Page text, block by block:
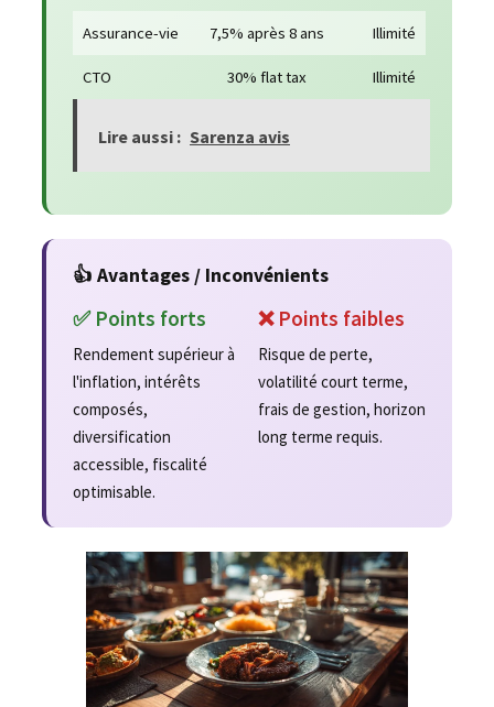
Assurance-vie 7,5% après 8 ans Illimité
CTO 30% flat tax Illimité
Lire aussi : Sarenza avis
👍 Avantages / Inconvénients
✅ Points forts
Rendement supérieur à
l'inflation, intérêts
composés,
diversification
accessible, fiscalité
optimisable.
❌ Points faibles
Risque de perte,
volatilité court terme,
frais de gestion, horizon
long terme requis.